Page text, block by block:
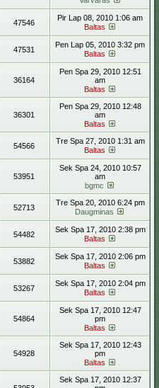
47546
Pir Lap 08, 2010 1:06 am
Baltas
47531
Pen Lap 05, 2010 3:32 pm
Baltas
36164
Pen Spa 29, 2010 12:51
am
Baltas
36301
Pen Spa 29, 2010 12:48
am
Baltas
54566
Tre Spa 27, 2010 1:31 am
Baltas
53951
Sek Spa 24, 2010 10:57
am
bgmc
52713
Tre Spa 20, 2010 6:24 pm
Daugminas
54482
Sek Spa 17, 2010 2:38 pm
Baltas
53882
Sek Spa 17, 2010 2:06 pm
Baltas
53267
Sek Spa 17, 2010 2:04 pm
Baltas
54864
Sek Spa 17, 2010 12:47
pm
Baltas
54928
Sek Spa 17, 2010 12:43
pm
Baltas
Sek Spa 17, 2010 12:37